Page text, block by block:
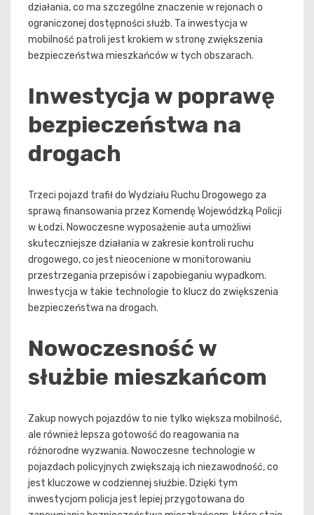
działania, co ma szczególne znaczenie w rejonach o
ograniczonej dostępności służb. Ta inwestycja w
mobilność patroli jest krokiem w stronę zwiększenia
bezpieczeństwa mieszkańców w tych obszarach.
Inwestycja w poprawę
bezpieczeństwa na
drogach
Trzeci pojazd trafił do Wydziału Ruchu Drogowego za
sprawą finansowania przez Komendę Wojewódzką Policji
w Łodzi. Nowoczesne wyposażenie auta umożliwi
skuteczniejsze działania w zakresie kontroli ruchu
drogowego, co jest nieocenione w monitorowaniu
przestrzegania przepisów i zapobieganiu wypadkom.
Inwestycja w takie technologie to klucz do zwiększenia
bezpieczeństwa na drogach.
Nowoczesność w
służbie mieszkańcom
Zakup nowych pojazdów to nie tylko większa mobilność,
ale również lepsza gotowość do reagowania na
różnorodne wyzwania. Nowoczesne technologie w
pojazdach policyjnych zwiększają ich niezawodność, co
jest kluczowe w codziennej służbie. Dzięki tym
inwestycjom policja jest lepiej przygotowana do